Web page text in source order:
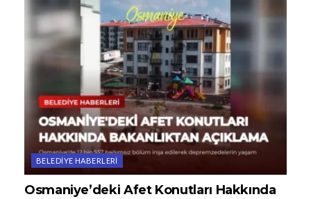
BELEDIYE HABERLERI
Osmaniye’deki Afet Konutları Hakkında